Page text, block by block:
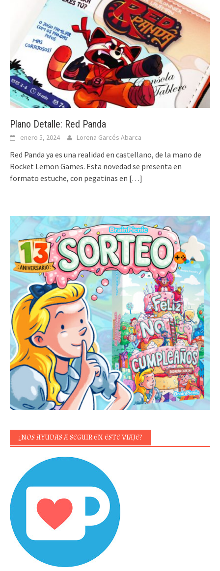
Plano Detalle: Red Panda
enero 5, 2024 Lorena Garcés Abarca
Red Panda ya es una realidad en castellano, de la mano de
Rocket Lemon Games. Esta novedad se presenta en
formato estuche, con pegatinas en […]
¿NOS AYUDAS A SEGUIR EN ESTE VIAJE?